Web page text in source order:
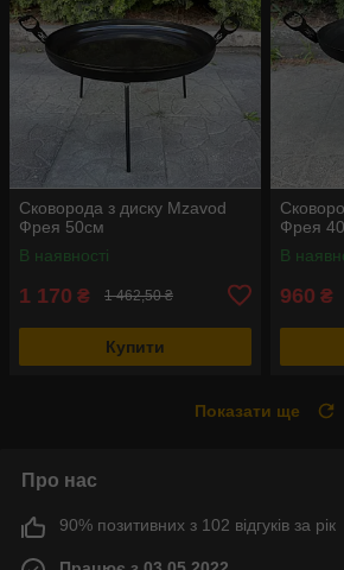
Сковорода з диску Mzavod
Фрея 50см
В наявності
1 170 ₴ 1 462,50 ₴
Купити
Фрея
В
960 ₴
Показати ще
Про нас
90% позитивних з 102 відгуків за рік